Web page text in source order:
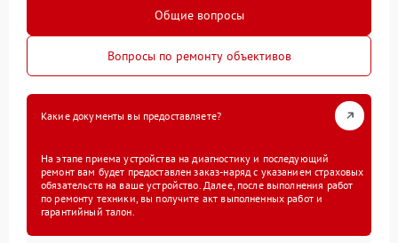
Общие вопросы
Вопросы по ремонту объективов
Какие документы вы предоставляете?
На этапе приема устройства на диагностику и последующий
ремонт вам будет предоставлен заказ-наряд с указанием страховых
обязательств на ваше устройство. Далее, после выполнения работ
по ремонту техники, вы получите акт выполненных работ и
гарантийный талон.